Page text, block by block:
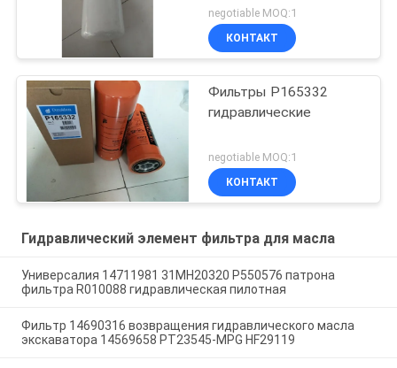
затяжелителя
экскаватора
гидравлический
negotiable MOQ:1
КОНТАКТ
Фильтры P165332
гидравлические
negotiable MOQ:1
КОНТАКТ
Гидравлический элемент фильтра для масла
Универсалия 14711981 31MH20320 P550576 патрона
фильтра R010088 гидравлическая пилотная
Фильтр 14690316 возвращения гидравлического масла
экскаватора 14569658 PT23545-MPG HF29119